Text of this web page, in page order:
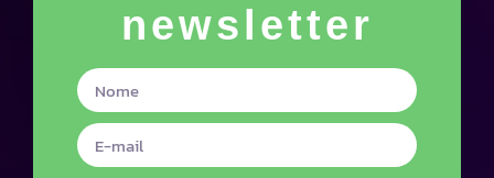
newsletter